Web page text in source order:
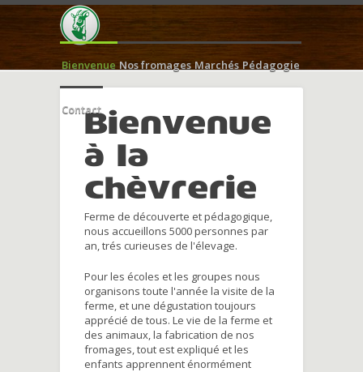
Bienvenue Nos fromages Marchés Pédagogie
ContactBienvenue
à la
chèvrerie
Ferme de découverte et pédagogique,
nous accueillons 5000 personnes par
an, trés curieuses de l'élevage.
Pour les écoles et les groupes nous
organisons toute l'année la visite de la
ferme, et une dégustation toujours
apprécié de tous. Le vie de la ferme et
des animaux, la fabrication de nos
fromages, tout est expliqué et les
enfants apprennent énormément